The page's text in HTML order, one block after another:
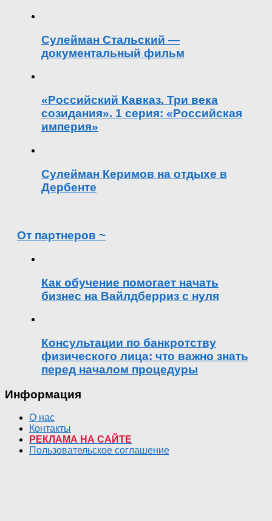
Сулейман Стальский —
документальный фильм
«Российский Кавказ. Три века
созидания». 1 серия: «Российская
империя»
Сулейман Керимов на отдыхе в
Дербенте
От партнеров ~
Как обучение помогает начать
бизнес на Вайлдберриз с нуля
Консультации по банкротству
физического лица: что важно знать
перед началом процедуры
Информация
О нас
Контакты
РЕКЛАМА НА САЙТЕ
Пользовательское соглашение